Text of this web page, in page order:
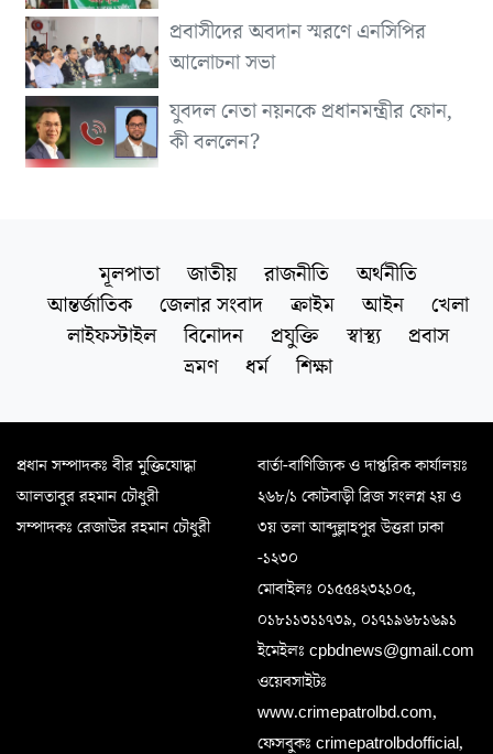
প্রবাসীদের অবদান স্মরণে এনসিপির
আলোচনা সভা
যুবদল নেতা নয়নকে প্রধানমন্ত্রীর ফোন,
কী বললেন?
মূলপাতা জাতীয় রাজনীতি
অর্থনীতি
আন্তর্জাতিক
জেলার সংবাদ ক্রাইম আইন
খেলা
লাইফস্টাইল
বিনোদন প্রযুক্তি স্বাস্থ্য
প্রবাস
ভ্রমণ
ধর্ম শিক্ষা
প্রধান সম্পাদকঃ বীর মুক্তিযোদ্ধা
আলতাবুর রহমান চৌধুরী
সম্পাদকঃ রেজাউর রহমান চৌধুরী
বার্তা-বাণিজ্যিক ও দাপ্তরিক কার্যালয়ঃ
২৬৮/১ কোটবাড়ী ব্রিজ সংলগ্ন ২য় ও
৩য় তলা আব্দুল্লাহপুর উত্তরা ঢাকা
-১২৩০
মোবাইলঃ ০১৫৫৪২৩২১০৫,
০১৮১১৩১১৭৩৯, ০১৭১৯৬৮১৬৯১
ইমেইলঃ cpbdnews@gmail.com
ওয়েবসাইটঃ
www.crimepatrolbd.com,
ফেসবুকঃ crimepatrolbdofficial,